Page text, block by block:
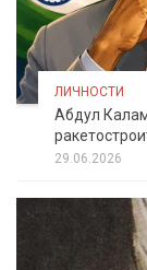
ЛИЧНОСТИ
Абдул
29.06.2026